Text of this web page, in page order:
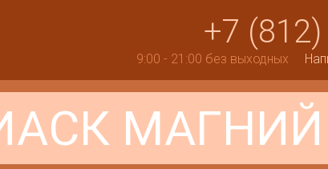
+7
9:00 - 21:00 без выходных